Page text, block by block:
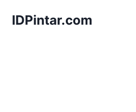
IDPintar.com